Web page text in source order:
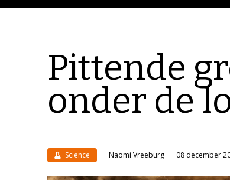
Pittende
onder de
Science Naomi Vreeburg 08 december